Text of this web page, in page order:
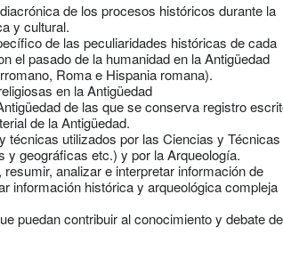
de los procesos históricos durante la
y cultural.
de las peculiaridades históricas de cada
el pasado de la humanidad en la Antigüedad
Roma e Hispania romana).
en la Antigüedad
de las que se conserva registro
de la Antigüedad.
técnicas utilizados por las Ciencias y Técnicas
geográficas etc.) y por la Arqueología.
analizar e interpretar información de
información histórica y arqueológica compleja
puedan contribuir al conocimiento y debate de